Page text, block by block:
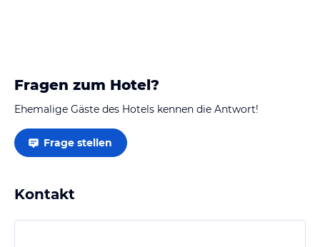
Fragen zum Hotel?
Ehemalige Gäste des Hotels kennen die Antwort!
Frage stellen
Kontakt